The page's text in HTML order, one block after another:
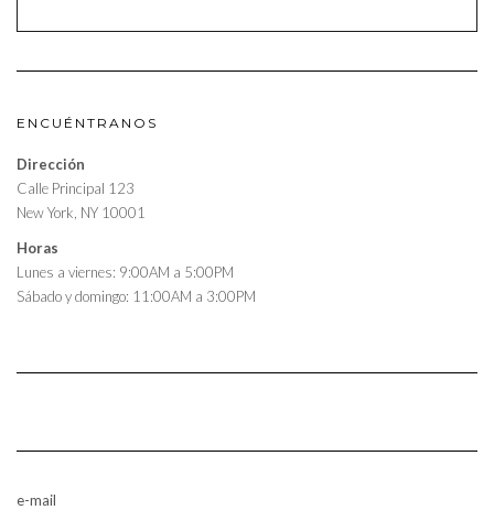
ENCUÉNTRANOS
Dirección
Calle Principal 123
New York, NY 10001
Horas
Lunes a viernes: 9:00AM a 5:00PM
Sábado y domingo: 11:00AM a 3:00PM
e-mail